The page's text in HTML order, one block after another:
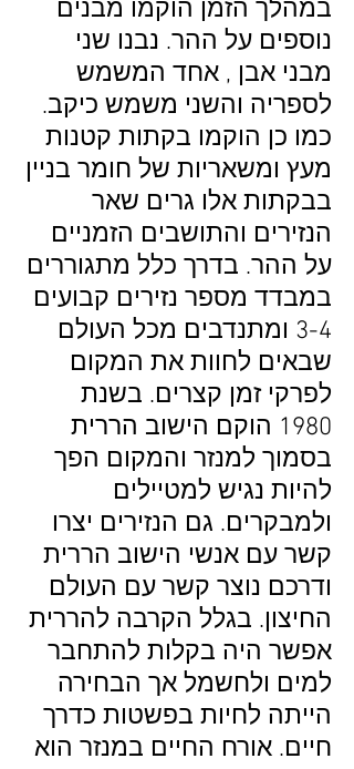
במהלך הזמן הוקמו מבנים
נוספים על ההר. נבנו שני
מבני אבן , אחד המשמש
לספריה והשני משמש כיקב.
כמו כן הוקמו בקתות קטנות
מעץ ומשאריות של חומר בניין
בבקתות אלו גרים שאר
הנזירים והתושבים הזמניים
על ההר. בדרך כלל מתגוררים
במבדד מספר נזירים קבועים
3-4 ומתנדבים מכל העולם
שבאים לחוות את המקום
לפרקי זמן קצרים. בשנת
1980 הוקם הישוב הררית
בסמוך למנזר והמקום הפך
להיות נגיש למטיילים
ולמבקרים. גם הנזירים יצרו
קשר עם אנשי הישוב הררית
ודרכם נוצר קשר עם העולם
החיצון. בגלל הקרבה להררית
אפשר היה בקלות להתחבר
למים ולחשמל אך הבחירה
הייתה לחיות בפשטות כדרך
חיים. אורח החיים במנזר הוא